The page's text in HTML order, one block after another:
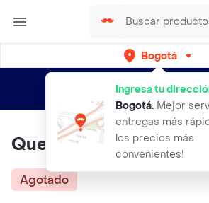
Bogotá
Ingresa tu
Bogotá. Mejor
entregas más
los precios más
convenientes!
envíos gratis por semanas
Queso D Lusia Cheddar
Agotado